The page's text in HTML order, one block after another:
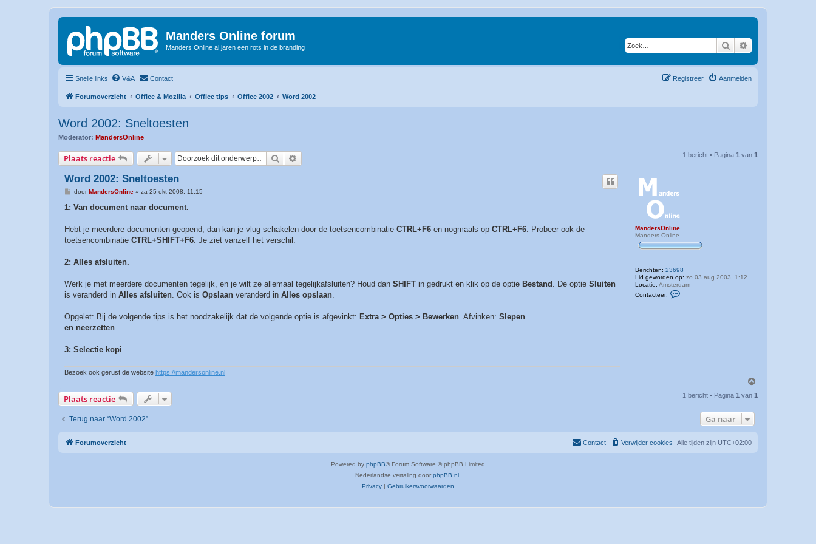
Manders Online forum
Manders Online al jaren een rots in de branding Zoek
Snelle links V&A Contact Aanmelden
Registreer
Forumoverzicht Office & Mozilla Office tips Office 2002 Word 2002
Word 2002: Sneltoesten
Moderator: MandersOnline
Plaats reactie Zoek 1 bericht • Pagina 1 van 1
MandersOnline
Manders Online
Berichten: 23698
Lid geworden op: zo 03 aug 2003, 1:12
Locatie: Amsterdam
Contacteer:
e
n
Word 2002: Sneltoesten
B
h
doorMandersOnline» za 25 okt 2008, 11:15
1: Van document naar document.
Hebt je meerdere documenten geopend, dan kan je vlug schakelen door de toetsencombinatie CTRL+F6 en nogmaals op CTRL+F6. Probeer ook de
toetsencombinatie CTRL+SHIFT+F6. Je ziet vanzelf het verschil.
2: Alles afsluiten.
Werk je met meerdere documenten tegelijk, en je wilt ze allemaal tegelijkafsluiten? Houd dan SHIFT in gedrukt en klik op de optie Bestand . De optie Sluiten
is veranderd in Alles afsluiten. Ook is Opslaan veranderd in Alles opslaan.
Opgelet: Bij de volgende tips is het noodzakelijk dat de volgende optie is afgevinkt: Extra > Opties > Bewerken. Afvinken: Slepen
en neerzetten.
3: Selectie kopi
Bezoek ook gerust de website https://mandersonline.nl
h
Plaats reactie 1 bericht • Pagina 1 van 1
Terug naar “Word 2002” Ga naar
Forumoverzicht Alle tijden zijn UTC+02:00
Verwijder cookies
Contact
Powered by phpBB® Forum Software © phpBB Limited
Nederlandse vertaling door phpBB.nl
Privacy | Gebruikersvoorwaarden